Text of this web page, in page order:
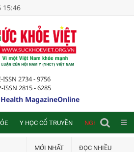
15:46
ISSN 2734 - 9756
ISSN 2815 - 6285
MagazineOnline
Y HỌC CỔ TRUYỀN NGHIÊN CỨU
MỚI NHẤT ĐỌC NHIỀU